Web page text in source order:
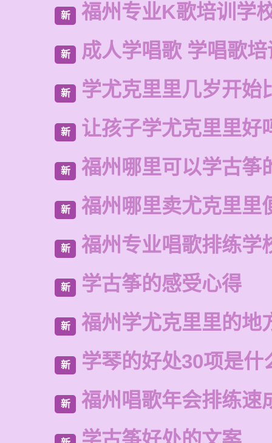
新 福州专业K歌培训学
新 成人学唱歌 学唱歌
新 学尤克里里几岁开始
新 让孩子学尤克里里好
新 福州哪里可以学古筝
新 福州哪里卖尤克里里
新 福州专业唱歌排练学
新 学古筝的感受心得
新 福州学尤克里里的地
新 学琴的好处30项是什
新 福州唱歌年会排练速